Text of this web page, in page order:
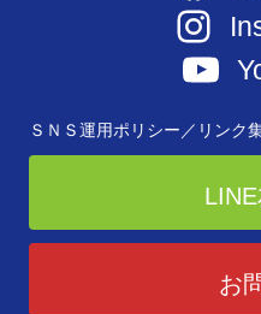
ＳＮＳ運用ポリシー／ リンク
お